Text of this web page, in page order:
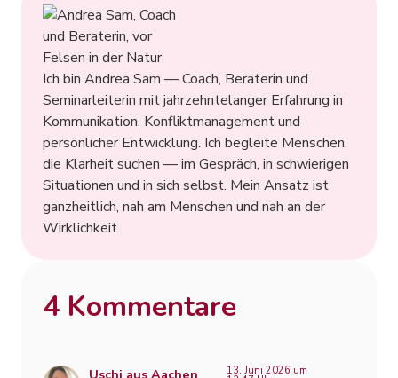
Ich bin Andrea Sam — Coach, Beraterin und
Seminarleiterin mit jahrzehntelanger Erfahrung in
Kommunikation, Konfliktmanagement und
persönlicher Entwicklung. Ich begleite Menschen,
die Klarheit suchen — im Gespräch, in schwierigen
Situationen und in sich selbst. Mein Ansatz ist
ganzheitlich, nah am Menschen und nah an der
Wirklichkeit.
4 Kommentare
13. Juni 2026 um